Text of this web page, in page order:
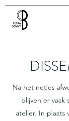
Na het netjes
blijven er vaak
atelier. In plaats